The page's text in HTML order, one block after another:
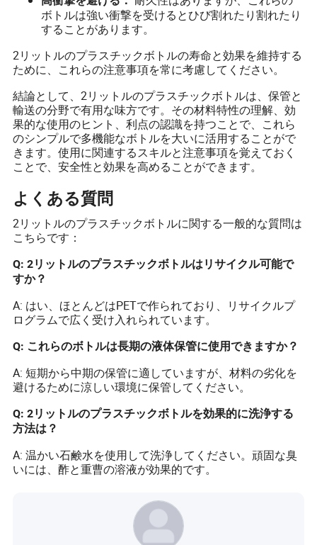
ボトルは強い衝撃を受けるとひび割れたり割れたり
することがあります。
2リットルのプラスチックボトルの寿命と効果を維持する
ために、これらの注意事項を常に考慮してください。
結論として、2リットルのプラスチックボトルは、保管と
輸送の分野で有用な味方です。その材料特性の理解、効
果的な使用のヒント、利点の認識を持つことで、これら
のシンプルで多機能なボトルを大いに活用することがで
きます。使用に関連するスキルと注意事項を覚えておく
ことで、安全性と効果を高めることができます。
よくある質問
2リットルのプラスチックボトルに関する一般的な質問は
こちらです：
Q: 2リットルのプラスチックボトルはリサイクル可能で
すか？
A: はい、ほとんどはPETで作られており、リサイクルプ
ログラムで広く受け入れられています。
Q: これらのボトルは長期の液体保管に使用できますか？
A: 短期から中期の保管に適していますが、材料の劣化を
避けるために涼しい環境に保管してください。
Q: 2リットルのプラスチックボトルを効果的に洗浄する
方法は？
A: 温かい石鹸水を使用して洗浄してください。頑固な臭
いには、酢と重曹の溶液が効果的です。